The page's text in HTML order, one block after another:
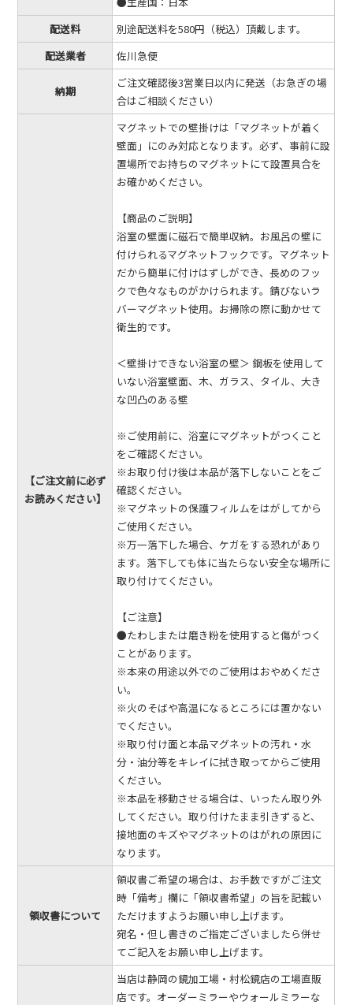
配送料
別途配送料を580円（税込）頂戴します。
配送業者
佐川急便
納期
ご注文確認後3営業日以内に発送（お急ぎの場
合はご相談ください）
【ご注文前に必ず
お読みください】
マグネットでの壁掛けは「マグネットが着く
壁面」にのみ対応となります。必ず、事前に設
置場所でお持ちのマグネットにて設置具合を
お確かめください。
【商品のご説明】
浴室の壁面に磁石で簡単収納。お風呂の壁に
付けられるマグネットフックです。マグネット
だから簡単に付けはずしができ、長めのフッ
クで色々なものがかけられます。錆びないラ
バーマグネット使用。お掃除の際に動かせて
衛生的です。
＜壁掛けできない浴室の壁＞ 鋼板を使用して
いない浴室壁面、木、ガラス、タイル、大き
な凹凸のある壁
※ご使用前に、浴室にマグネットがつくこと
をご確認ください。
※お取り付け後は本品が落下しないことをご
確認ください。
※マグネットの保護フィルムをはがしてから
ご使用ください。
※万一落下した場合、ケガをする恐れがあり
ます。落下しても体に当たらない安全な場所に
取り付けてください。
【ご注意】
●たわしまたは磨き粉を使用すると傷がつく
ことがあります。
※本来の用途以外でのご使用はおやめくださ
い。
※火のそばや高温になるところには置かない
でください。
※取り付け面と本品マグネットの汚れ・水
分・油分等をキレイに拭き取ってからご使用
ください。
※本品を移動させる場合は、いったん取り外
してください。取り付けたまま引きずると、
接地面のキズやマグネットのはがれの原因に
なります。
領収書について
領収書ご希望の場合は、お手数ですがご注文
時「備考」欄に「領収書希望」の旨を記載い
ただけますようお願い申し上げます。
宛名・但し書きのご指定ございましたら併せ
てご記入をお願い申し上げます。
当店は静岡の鏡加工場・村松鏡店の工場直販
店です。オーダーミラーやウォールミラーな